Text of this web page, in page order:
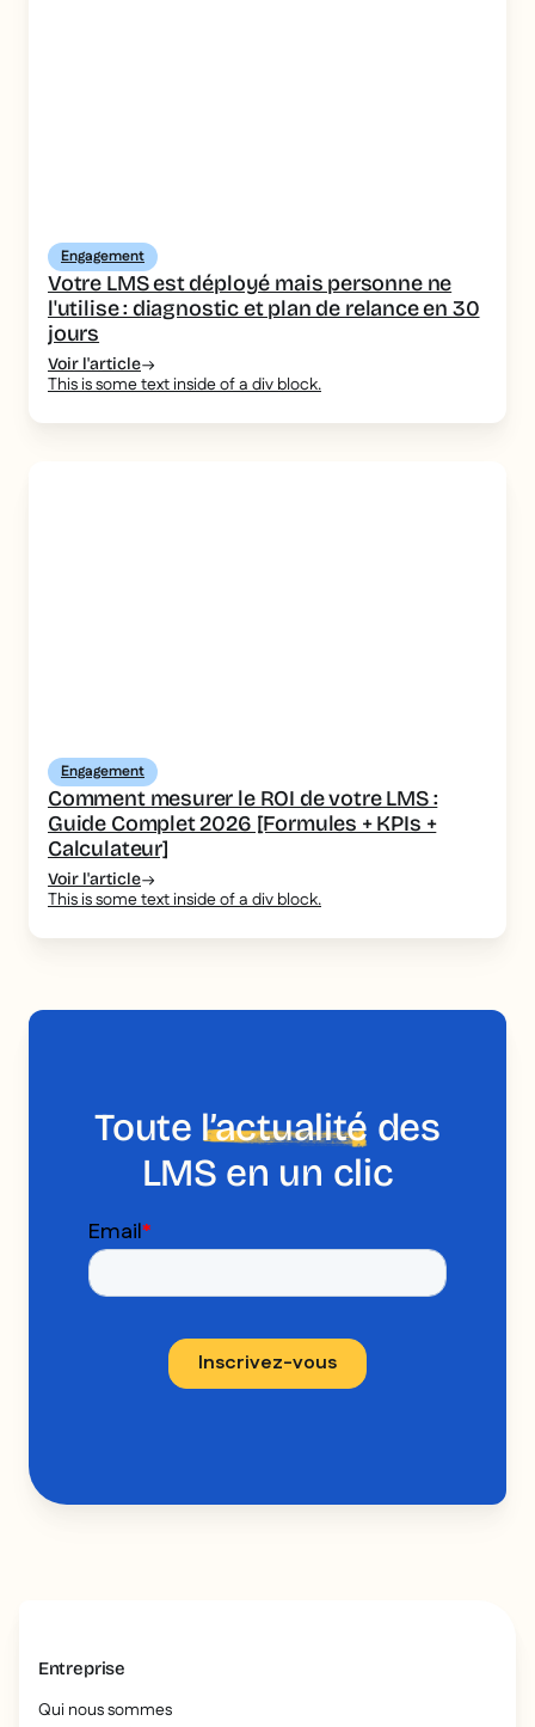
Engagement
Votre LMS est déployé mais personne ne
l'utilise : diagnostic et plan de relance en 30
jours
Voir l'article
This is some text inside of a div block.
Engagement
Comment mesurer le ROI de votre LMS :
Guide Complet 2026 [Formules + KPIs +
Calculateur]
Voir l'article
This is some text inside of a div block.
Toute l’actualité des
LMS en un clic
Entreprise
Qui nous sommes